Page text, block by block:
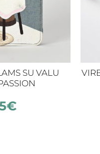
SU VALU
€